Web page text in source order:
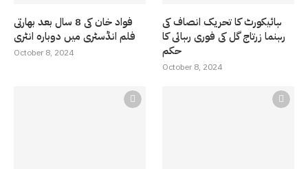
فواد خان کی 8 سال بعد بھارتی
فلم انڈسٹری میں دوبارہ انٹری
October 8, 2024
ہائیکورٹ کا تحریک انصاف کی
رہنما زرتاج گل کی فوری رہائی کا
حکم
October 8, 2024